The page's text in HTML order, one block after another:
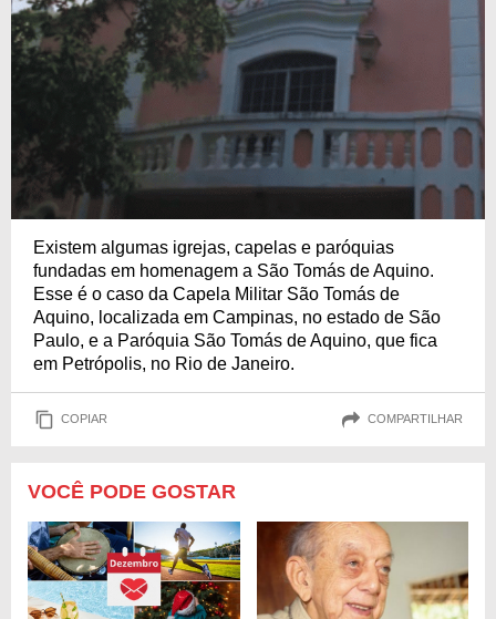
Existem algumas igrejas, capelas e paróquias
fundadas em homenagem a São Tomás de Aquino.
Esse é o caso da Capela Militar São Tomás de
Aquino, localizada em Campinas, no estado de São
Paulo, e a Paróquia São Tomás de Aquino, que fica
em Petrópolis, no Rio de Janeiro.
COPIAR COMPARTILHAR
VOCÊ PODE GOSTAR